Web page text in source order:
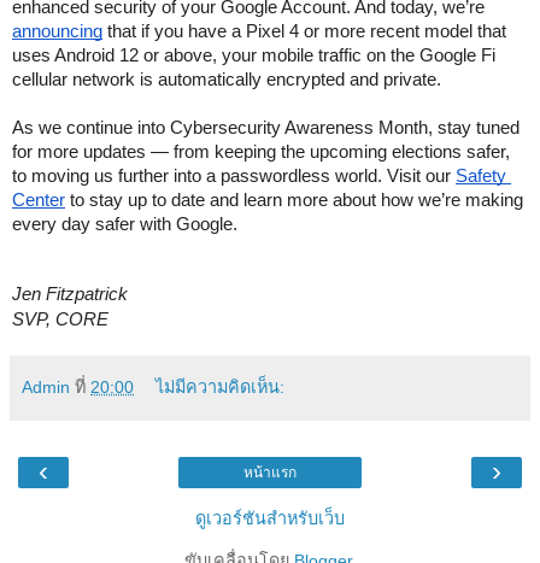
announcing that if you have a Pixel 4 or more recent model that
uses Android 12 or above, your mobile traffic on the Google Fi
cellular network is automatically encrypted and private.
As we continue into Cybersecurity Awareness Month, stay tuned
for more updates — from keeping the upcoming elections safer,
to moving us further into a passwordless world. Visit our Safety
Center to stay up to date and learn more about how we’re making
every day safer with Google.
Jen Fitzpatrick
SVP, CORE
Admin ที่ 20:00 ไม่มีความคิดเห็น:
‹ ›
หน้าแรก
ดูเวอร์ชันสำหรับเว็บ